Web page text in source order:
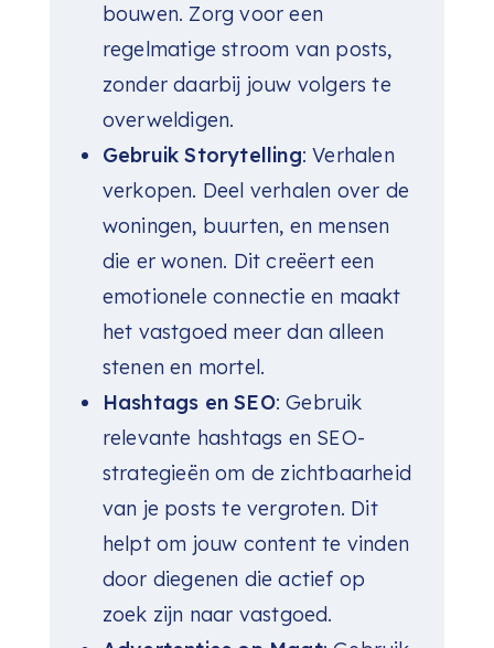
bouwen. Zorg voor een
regelmatige stroom van posts,
zonder daarbij jouw volgers te
overweldigen.
Gebruik Storytelling: Verhalen
verkopen. Deel verhalen over de
woningen, buurten, en mensen
die er wonen. Dit creëert een
emotionele connectie en maakt
het vastgoed meer dan alleen
stenen en mortel.
Hashtags en SEO: Gebruik
relevante hashtags en SEO-
strategieën om de zichtbaarheid
van je posts te vergroten. Dit
helpt om jouw content te vinden
door diegenen die actief op
zoek zijn naar vastgoed.